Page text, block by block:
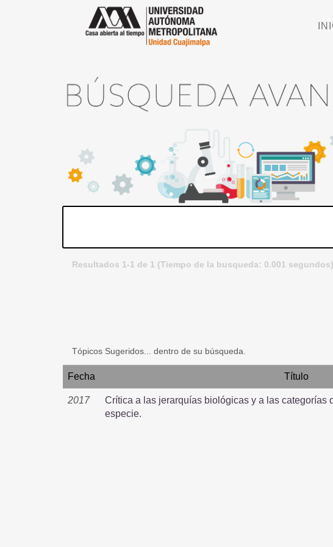
Resultados 1-1 de 1 (Tiempo de la busqueda: 0.001
Tópicos Sugeridos... dentro de su búsqueda.
Fecha Título
2017
Crítica a las jerarquías biológicas y a las categorías
especie.